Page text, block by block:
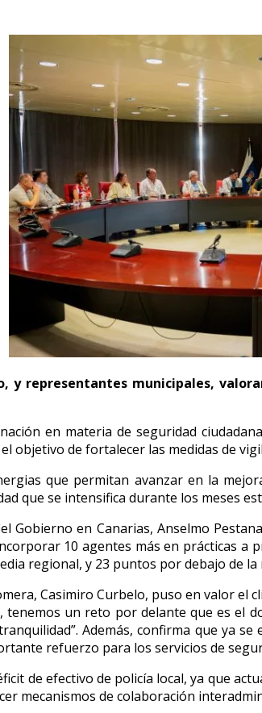
y representantes municipales,
en materia de seguridad
objetivo de fortalecer las medidas de
que permitan avanzar en la
que se intensifica durante los meses
Gobierno en Canarias, Anselmo
10 agentes más en prácticas
regional, y 23 puntos por debajo de la
Casimiro Curbelo, puso en valor
un reto por delante que es el
Además, confirma que ya
refuerzo para los servicios de
de efectivo de policía local, ya que
mecanismos de colaboración